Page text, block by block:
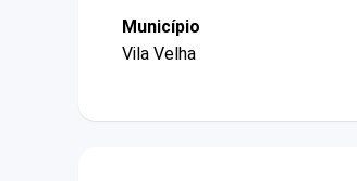
Município
Vila Velha